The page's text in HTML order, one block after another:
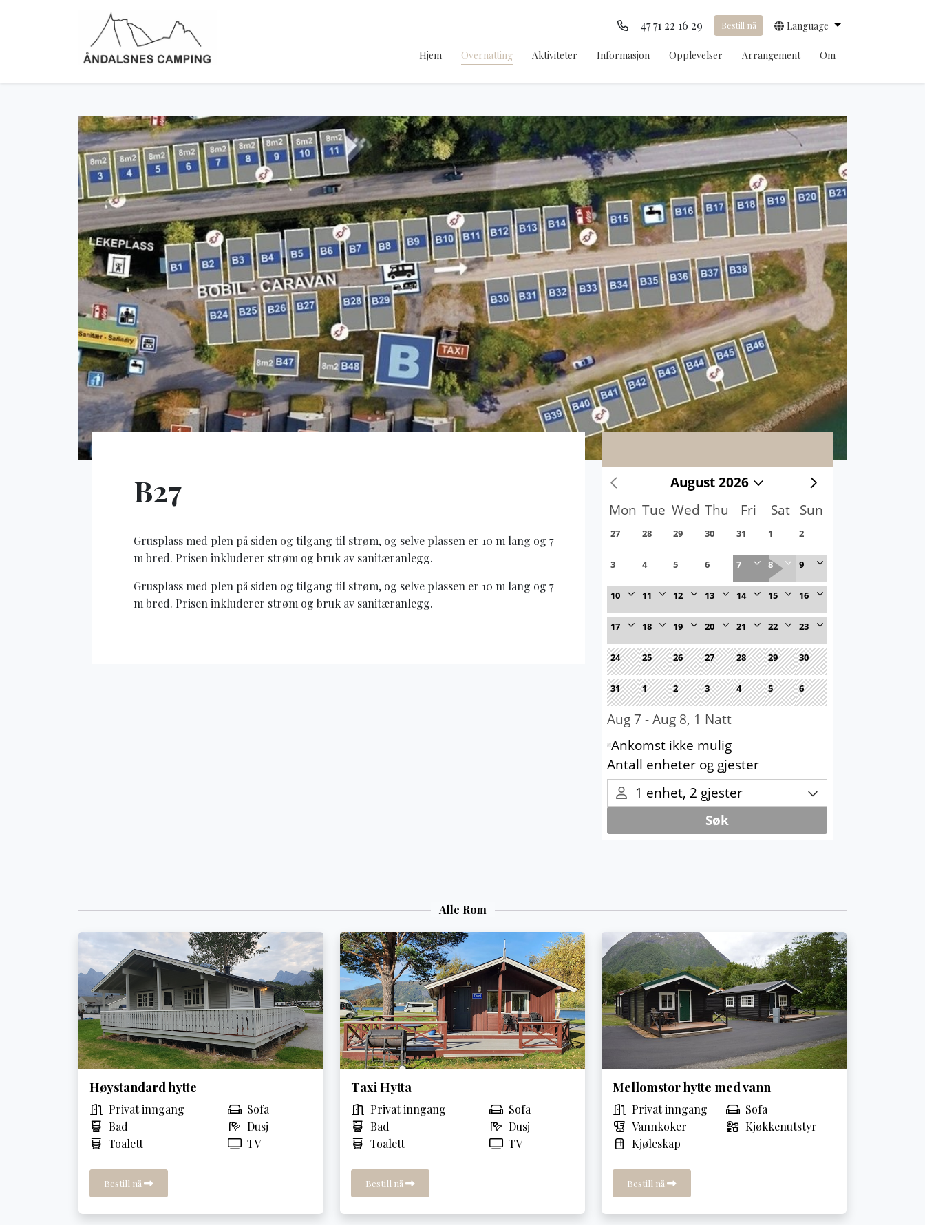
+47 71 22 16 29 Bestill nå Language
Hjem Overnatting Aktiviteter Informasjon Opplevelser Arrangement Om
B27
Grusplass med plen på siden og tilgang til strøm, og selve plassen er 10 m lang og 7
m bred. Prisen inkluderer strøm og bruk av sanitæranlegg.
Grusplass med plen på siden og tilgang til strøm, og selve plassen er 10 m lang og 7
m bred. Prisen inkluderer strøm og bruk av sanitæranlegg.
Alle Rom
Høystandard hytte
Privat inngang
Sofa
Bad
Dusj
Toalett
TV
Bestill nå
Taxi Hytta
Privat inngang
Sofa
Bad
Dusj
Toalett
TV
Bestill nå
Mellomstor hytte med vann
Privat inngang
Sofa
Vannkoker
Kjøkkenutstyr
Kjøleskap
Bestill nå